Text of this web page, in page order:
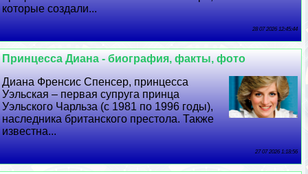
которые создали...
28 07 2026 12:45:44
Принцесса Диана - биография, факты, фото
Диана Френсис Спенсер, принцесса
Уэльская – первая супруга принца
Уэльского Чарльза (с 1981 по 1996 годы),
наследника британского престола. Также
известна...
27 07 2026 1:18:56